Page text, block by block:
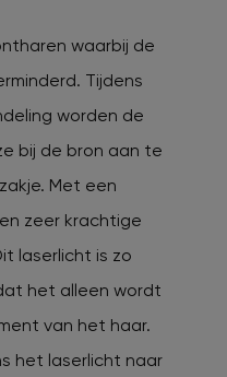
waarbij de
Tijdens
worden de
bij de bron aan te
Met een
zeer krachtige
laserlicht is zo
het alleen wordt
van het haar.
het laserlicht naar